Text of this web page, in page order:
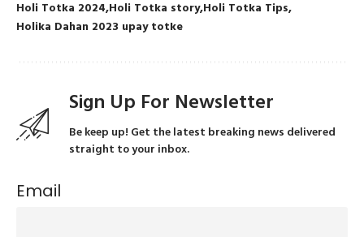
Holi Totka 2024 Holi Totka story Holi Totka Tips
Holika Dahan 2023 upay totke
Sign Up For Newsletter
Be keep up! Get the latest breaking news delivered
straight to your inbox.
Email